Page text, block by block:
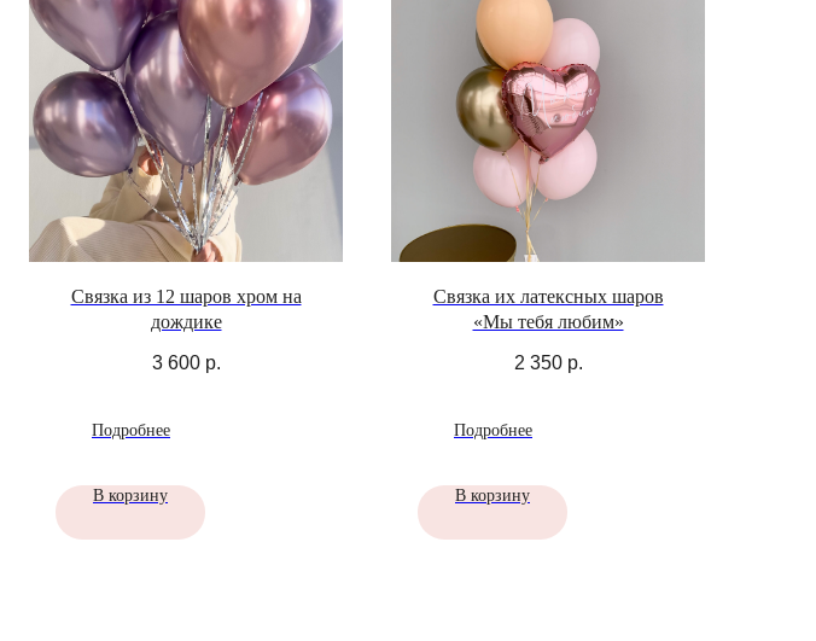
Связка из 12 шаров хром на
дождике
3 600 р.
Подробнее
В корзину
Связка их латексных шаров
«Мы тебя любим»
2 350 р.
Подробнее
В корзину